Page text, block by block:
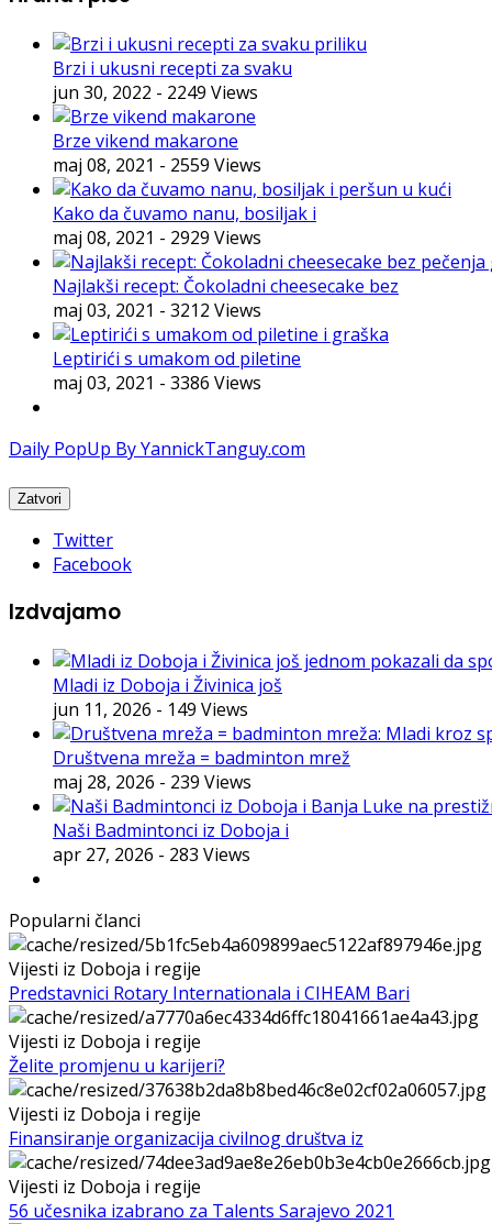
Brzi i ukusni recepti za svaku
jun 30, 2022 - 2249 Views
Brze vikend makarone
maj 08, 2021 - 2559 Views
Kako da čuvamo nanu, bosiljak i
maj 08, 2021 - 2929 Views
Najlakši recept: Čokoladni cheesecake bez
maj 03, 2021 - 3212 Views
Leptirići s umakom od piletine
maj 03, 2021 - 3386 Views
Daily PopUp By YannickTanguy.com
Twitter
Facebook
Izdvajamo
Mladi iz Doboja i Živinica još
jun 11, 2026 - 149 Views
Društvena mreža = badminton mrež
maj 28, 2026 - 239 Views
Naši Badmintonci iz Doboja i
apr 27, 2026 - 283 Views
Popularni članci
Vijesti iz Doboja i regije
Predstavnici Rotary Internationala i CIHEAM Bari
Vijesti iz Doboja i regije
Želite promjenu u karijeri?
Vijesti iz Doboja i regije
Finansiranje organizacija civilnog društva iz
Vijesti iz Doboja i regije
56 učesnika izabrano za Talents Sarajevo 2021